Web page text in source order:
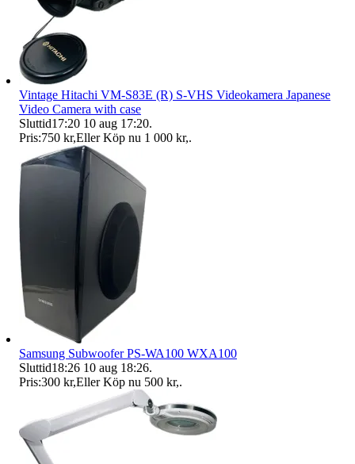
Vintage Hitachi VM-S83E (R) S-VHS Videokamera Japanese
Video Camera with case
Sluttid17:20 10 aug 17:20.
Pris:750 kr,Eller Köp nu 1 000 kr,.
Samsung Subwoofer PS-WA100 WXA100
Sluttid18:26 10 aug 18:26.
Pris:300 kr,Eller Köp nu 500 kr,.